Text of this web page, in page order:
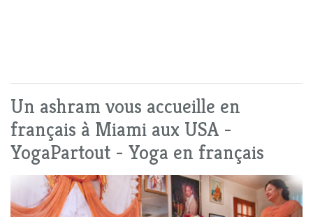
Un ashram vous accueille en
français à Miami aux USA -
YogaPartout - Yoga en français